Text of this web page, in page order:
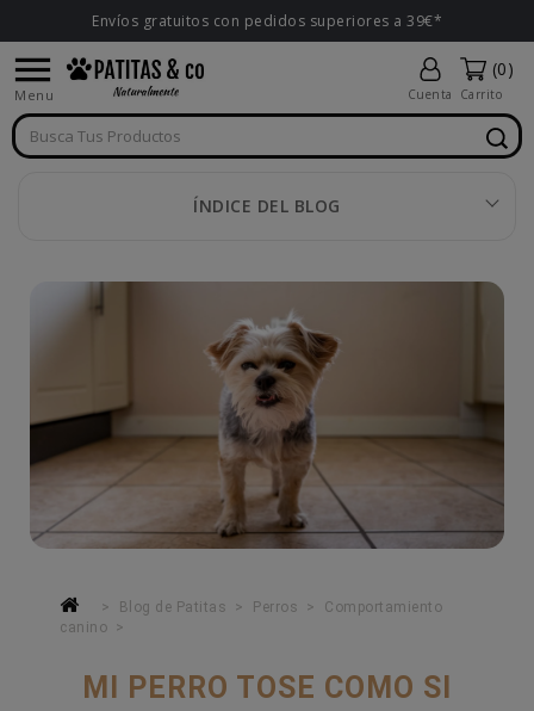
Envíos gratuitos con pedidos superiores a 39€*

Menu Cuenta
(0)
Carrito
ÍNDICE DEL BLOG
Blog de Patitas Perros
Comportamiento
canino
MI PERRO TOSE COMO SI